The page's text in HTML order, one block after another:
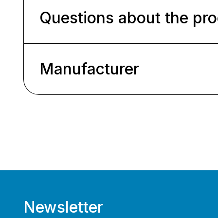
Questions about the
Manufacturer
Newsletter